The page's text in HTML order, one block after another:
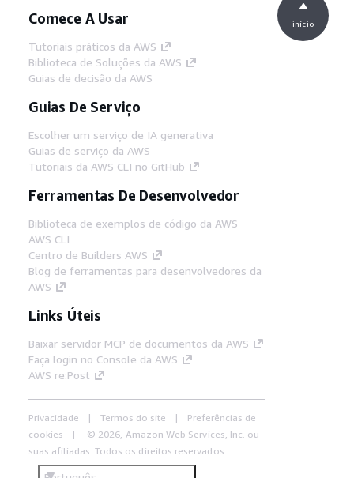
Comece A Usar
Tutoriais práticos da AWS
Biblioteca de Soluções da AWS
Guias de decisão da AWS
Guias De Serviço
Escolher um serviço de IA generativa
Guias de serviço da AWS
Tutoriais da AWS CLI no GitHub
Ferramentas De Desenvolvedor
Biblioteca de exemplos de código da AWS
AWS CLI
Centro de Builders AWS
Blog de ferramentas para desenvolvedores da
AWS
Links Úteis
Baixar servidor MCP de documentos da AWS
Faça login no Console da AWS
AWS re:Post
Privacidade Termos do site
Preferências de
cookies
© 2026, Amazon Web Services, Inc. ou
suas afiliadas. Todos os direitos reservados.
início